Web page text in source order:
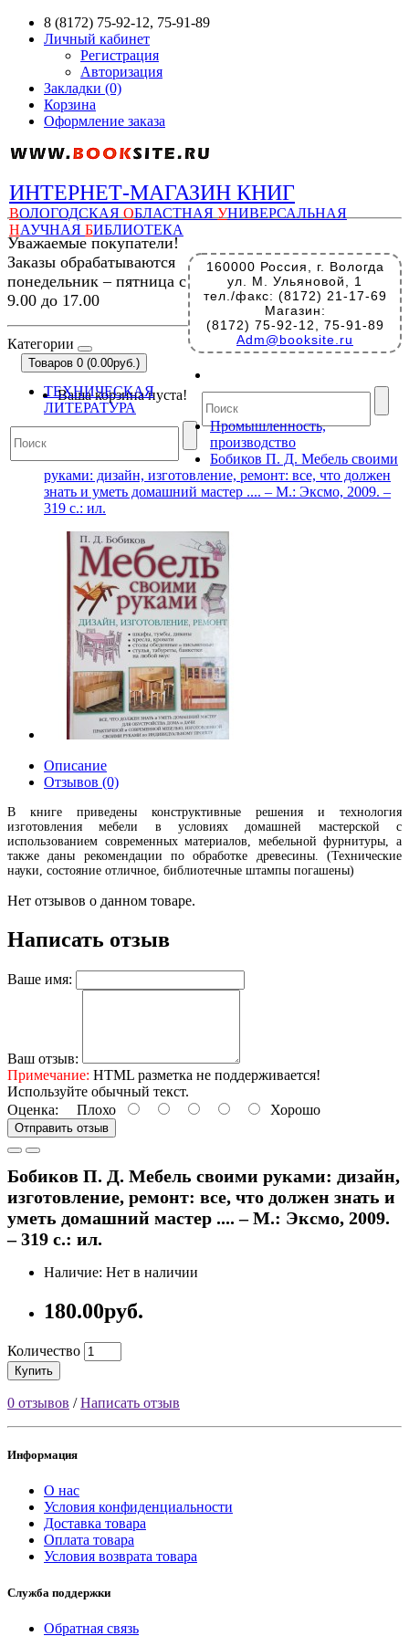
8 (8172) 75-92-12, 75-91-89
Личный кабинет
Регистрация
Авторизация
Закладки (0)
Корзина
Оформление заказа
ИНТЕРНЕТ-МАГАЗИН КНИГ
ВОЛОГОДСКАЯ ОБЛАСТНАЯ УНИВЕРСАЛЬНАЯ
НАУЧНАЯ БИБЛИОТЕКА
160000 Россия, г. Вологда
ул. М. Ульяновой, 1
тел./факс: (8172) 21-17-69
Магазин:
(8172) 75-92-12, 75-91-89
Adm@booksite.ru
Уважаемые покупатели!
Заказы обрабатываются
понедельник – пятница с
9.00 до 17.00
Категории
Товаров 0 (0.00руб.)
Ваша корзина пуста!
ТЕХНИЧЕСКАЯ
ЛИТЕРАТУРА
Промышленность,
производство
Бобиков П. Д. Мебель своими
руками: дизайн, изготовление, ремонт: все, что должен
знать и уметь домашний мастер .... – М.: Эксмо, 2009. –
319 с.: ил.
Описание
Отзывов (0)
В книге приведены конструктивные решения и технология
изготовления мебели в условиях домашней мастерской с
использованием современных материалов, мебельной фурнитуры, а
также даны рекомендации по обработке древесины. (Технические
науки, состояние отличное, библиотечные штампы погашены)
Нет отзывов о данном товаре.
Написать отзыв
Ваше имя:
Ваш отзыв:
Примечание: HTML разметка не поддерживается!
Используйте обычный текст.
Оценка: Плохо Хорошо
Отправить отзыв
Бобиков П. Д. Мебель своими руками: дизайн,
изготовление, ремонт: все, что должен знать и
уметь домашний мастер .... – М.: Эксмо, 2009.
– 319 с.: ил.
Наличие: Нет в наличии
180.00руб.
Количество
Купить
0 отзывов /Написать отзыв
Информация
О нас
Условия конфиденциальности
Доставка товара
Оплата товара
Условия возврата товара
Служба поддержки
Обратная связь